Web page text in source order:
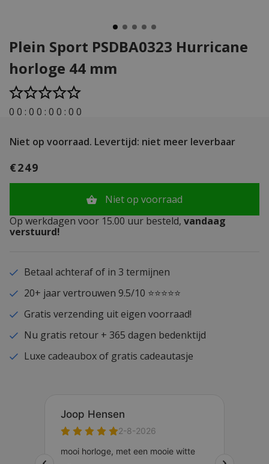
Plein Sport PSDBA0323 Hurricane
horloge 44 mm
0 0 : 0 0 : 0 0 : 0 0
Niet op voorraad. Levertijd: niet meer leverbaar
€249
Niet op voorraad
Op werkdagen voor 15.00 uur besteld, vandaag
verstuurd!
Betaal achteraf of in 3 termijnen
20+ jaar vertrouwen 9.5/10 ⭐⭐⭐⭐⭐
Gratis verzending uit eigen voorraad!
Nu gratis retour + 365 dagen bedenktijd
Luxe cadeaubox of gratis cadeautasje